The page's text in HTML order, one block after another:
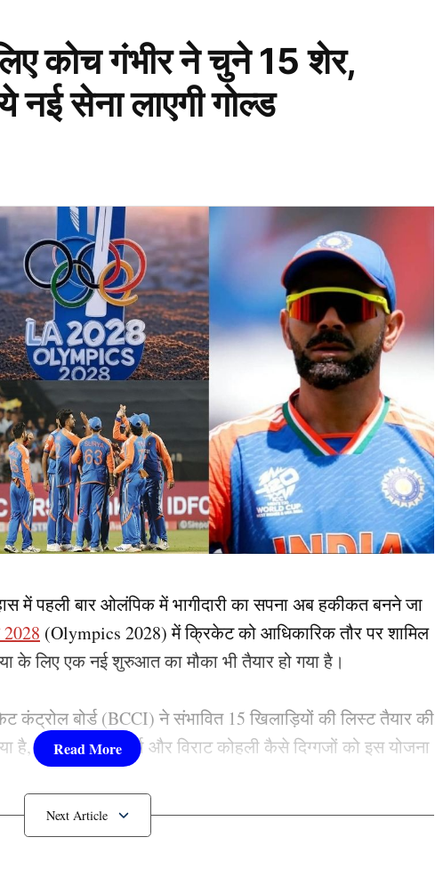
कोच गंभीर ने चुने 15 शेर,
नई सेना लाएगी गोल्ड
में पहली बार ओलंपिक में भागीदारी का सपना अब हकीकत बनने जा
(Olympics 2028) में क्रिकेट को आधिकारिक तौर पर शामिल
के लिए एक नई शुरुआत का मौका भी तैयार हो गया है।
कंट्रोल बोर्ड (BCCI) ने संभावित 15 खिलाड़ियों की लिस्ट तैयार की
है, जबकि रोहित शर्मा और विराट कोहली कैसे दिग्गजों को इस योजना